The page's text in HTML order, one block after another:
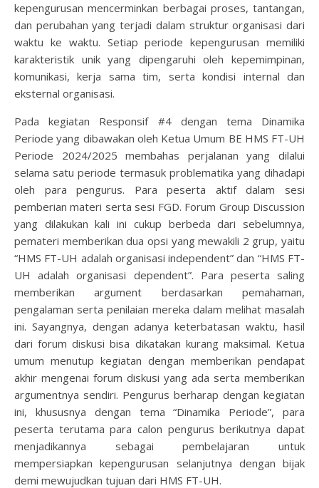
kepengurusan mencerminkan berbagai proses, tantangan,
dan perubahan yang terjadi dalam struktur organisasi dari
waktu ke waktu. Setiap periode kepengurusan memiliki
karakteristik unik yang dipengaruhi oleh kepemimpinan,
komunikasi, kerja sama tim, serta kondisi internal dan
eksternal organisasi.
Pada kegiatan Responsif #4 dengan tema Dinamika
Periode yang dibawakan oleh Ketua Umum BE HMS FT-UH
Periode 2024/2025 membahas perjalanan yang dilalui
selama satu periode termasuk problematika yang dihadapi
oleh para pengurus. Para peserta aktif dalam sesi
pemberian materi serta sesi FGD. Forum Group Discussion
yang dilakukan kali ini cukup berbeda dari sebelumnya,
pemateri memberikan dua opsi yang mewakili 2 grup, yaitu
“HMS FT-UH adalah organisasi independent” dan “HMS FT-
UH adalah organisasi dependent”. Para peserta saling
memberikan argument berdasarkan pemahaman,
pengalaman serta penilaian mereka dalam melihat masalah
ini. Sayangnya, dengan adanya keterbatasan waktu, hasil
dari forum diskusi bisa dikatakan kurang maksimal. Ketua
umum menutup kegiatan dengan memberikan pendapat
akhir mengenai forum diskusi yang ada serta memberikan
argumentnya sendiri. Pengurus berharap dengan kegiatan
ini, khususnya dengan tema “Dinamika Periode”, para
peserta terutama para calon pengurus berikutnya dapat
menjadikannya sebagai pembelajaran untuk
mempersiapkan kepengurusan selanjutnya dengan bijak
demi mewujudkan tujuan dari HMS FT-UH.